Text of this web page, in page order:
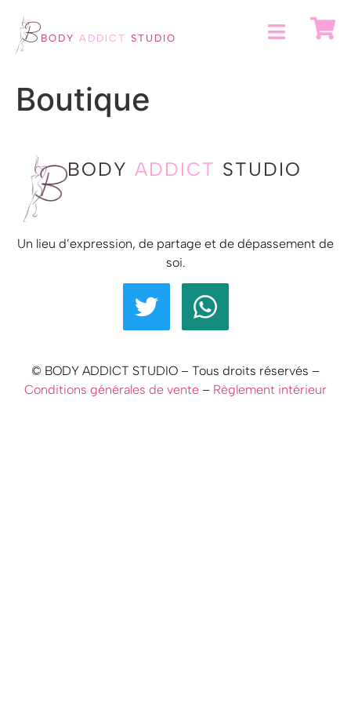
BODY ADDICT STUDIO
Boutique
BODY ADDICT STUDIO
Un lieu d’expression, de partage et de dépassement de
soi.
© BODY ADDICT STUDIO – Tous droits réservés –
Conditions générales de vente – Règlement intérieur